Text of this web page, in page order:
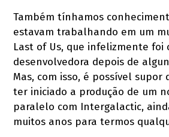
Também tínhamos
estavam trabalhando em um
Last of Us, que infelizmente foi
desenvolvedora depois de
Mas, com isso, é possível supor
ter iniciado a produção de um
paralelo com Intergalactic,
muitos anos para termos